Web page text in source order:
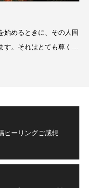
始めるときに、その人固
。それはとても尊く、
ーリングご感想